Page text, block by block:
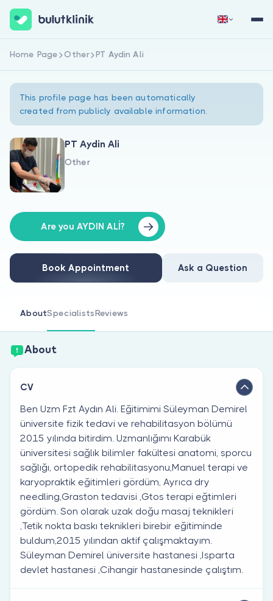
About Us
For Doctors
Are you a doctor?
Sign Up Now
Home Page Other PT Aydin Ali
This profile page has been automatically
created from publicly available information.
PT Aydin Ali
Other
Are you AYDIN ALİ?
Book Appointment Ask a Question
AboutSpecialistsReviews
About
CV
Ben Uzm Fzt Aydın Ali. Eğitimimi Süleyman Demirel
üniversite fizik tedavi ve rehabilitasyon bölümü
2015 yılında bitirdim. Uzmanlığımı Karabük
üniversitesi sağlık bilimler fakültesi anatomi, sporcu
sağlığı, ortopedik rehabilitasyonu,Manuel terapi ve
karyopraktik eğitimleri gördüm, Ayrıca dry
needling,Graston tedavisi ,Gtos terapi eğtimleri
gördüm. Son olarak uzak doğu masaj teknikleri
,Tetik nokta baskı teknikleri birebir eğitiminde
buldum,2015 yılından aktif çalışmaktayım.
Süleyman Demirel üniversite hastanesi ,Isparta
devlet hastanesi ,Cihangir hastanesinde çalıştım.